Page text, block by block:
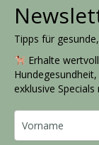
Tipps für
Erhalte
exklusive